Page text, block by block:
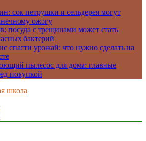
сок петрушки и сельдерея могут
ожогу
посуда с трещинами может стать
бактерий
спасти урожай: что нужно сделать на
пылесос для дома: главные
покупкой
школа